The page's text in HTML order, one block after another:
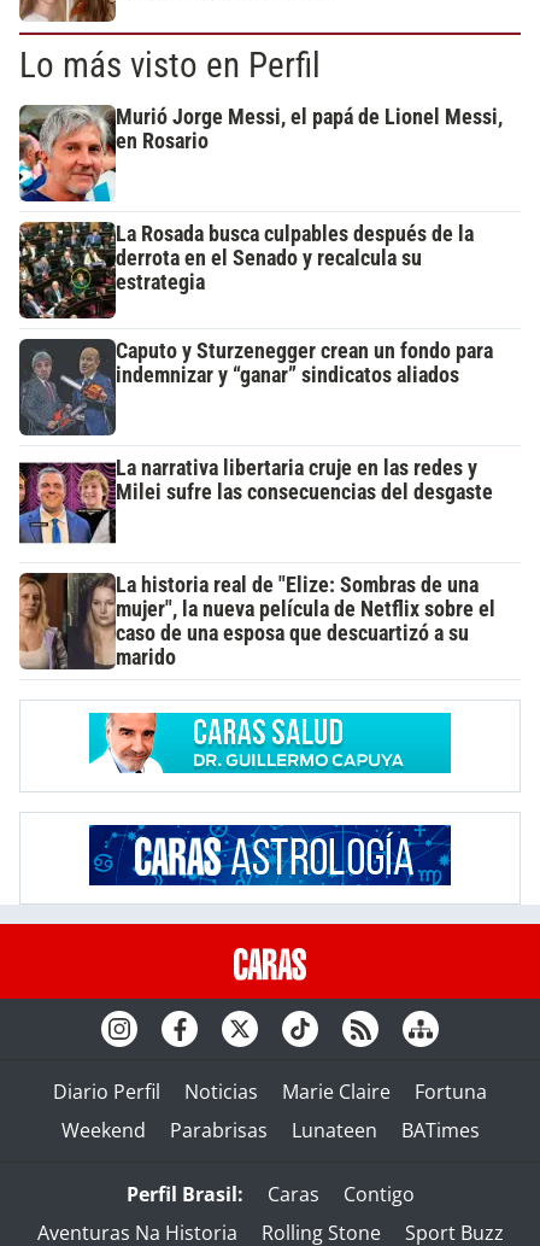
Lo más visto en Perfil
Murió Jorge Messi, el papá de Lionel Messi,
en Rosario
La Rosada busca culpables después de la
derrota en el Senado y recalcula su
estrategia
Caputo y Sturzenegger crean un fondo para
indemnizar y “ganar” sindicatos aliados
La narrativa libertaria cruje en las redes y
Milei sufre las consecuencias del desgaste
La historia real de "Elize: Sombras de una
mujer", la nueva película de Netflix sobre el
caso de una esposa que descuartizó a su
marido
Diario Perfil Noticias Marie Claire
Fortuna
Weekend
Parabrisas Lunateen BATimes
Perfil Brasil: Caras
Contigo
Aventuras Na Historia
Rolling Stone Sport Buzz